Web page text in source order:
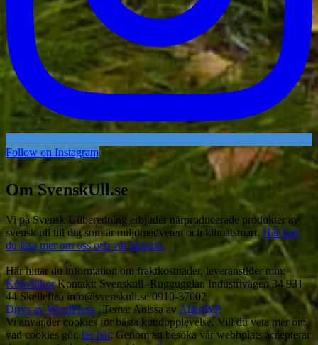
Follow on Instagram
Om SvenskUll.se
Vi på Svensk Ullberedning erbjuder närproducerade produkter av
svensk ull till dig som är miljömedveten och klimatsmart. Här kan
du läsa mer om oss och vår historia.
Här hittar du information om fraktkostnader, leveranstider mm:
KöpvillkorKontakt: Svenskull -Ruggugglan Industrivägen 34 931
44 Skellefteå info@svenskull.se 0910-37002
Drivs av WordPress | Tema: Anissa av AlienWP.
Vi använder cookies för bästa kundupplevelse. Vill du veta mer om
vad cookies gör, läs här. Genom att besöka vår webbplats accepterar